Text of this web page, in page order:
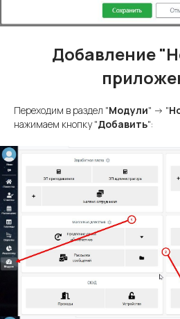
Добавление
Переходим в раздел "Модули" -> "
нажимаем кнопку "Добавить":